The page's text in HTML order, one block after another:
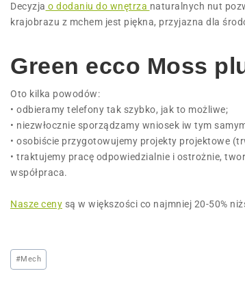
Decyzja o dodaniu do wnętrza naturalnych nut
krajobrazu z mchem jest piękna, przyjazna dla
Green ecco Moss
Oto kilka powodów:
• odbieramy telefony tak szybko, jak to możliwe;
• niezwłocznie sporządzamy wniosek iw tym
• osobiście przygotowujemy projekty projektowe
• traktujemy pracę odpowiedzialnie i ostrożnie,
współpraca.
Nasze ceny są w większości co najmniej 20-50%
#Mech